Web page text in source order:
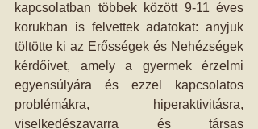
kapcsolatban többek között 9-11 éves
korukban is felvettek adatokat: anyjuk
töltötte ki az Erősségek és Nehézségek
kérdőívet, amely a gyermek érzelmi
egyensúlyára és ezzel kapcsolatos
problémákra, hiperaktivitásra,
viselkedészavarra és társas